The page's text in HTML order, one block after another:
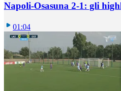
Napoli-Osasuna 2-1: gli
01:04